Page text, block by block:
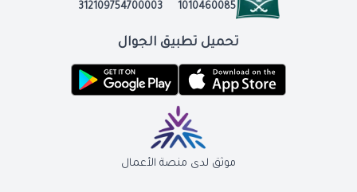
1010460085
312109754700003
تحميل تطبيق الجوال
موثق لدى منصة الأعمال